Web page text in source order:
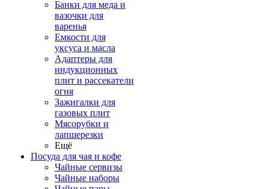
Банки для меда и
вазочки для
варенья
Емкости для
уксуса и масла
Адаптеры для
индукционных
плит и рассекатели
огня
Зажигалки для
газовых плит
Мясорубки и
лапшерезки
Ещё
Посуда для чая и кофе
Чайные сервизы
Чайные наборы